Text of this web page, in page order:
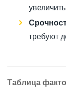
требуют
Таблица